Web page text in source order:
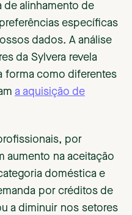
de alinhamento de
específicas
dados. A análise
da Sylvera revela
forma como diferentes
a aquisição de
por
aumento na aceitação
doméstica e
por créditos de
a diminuir nos setores